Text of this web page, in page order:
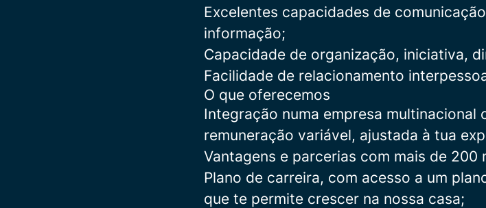
Excelentes capacidades de
informação;
Capacidade de organização, iniciativa,
Facilidade de relacionamento
O que oferecemos
Integração numa empresa
remuneração variável, ajustada à tua
Vantagens e parcerias com mais de 200
Plano de carreira, com acesso a um
que te permite crescer na nossa casa;